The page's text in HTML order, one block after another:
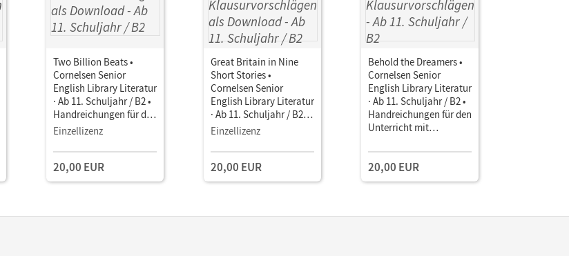
Two Billion Beats •
Cornelsen Senior
English Library Literatur
· Ab 11. Schuljahr / B2 •
Handreichungen für den
Unterricht mit
Download
Einzellizenz
20,00 EUR
Great Britain in Nine
Short Stories •
Cornelsen Senior
English Library Literatur
· Ab 11. Schuljahr / B2 •
Handreichungen für den
Klausurvorschlägen als
Download
Einzellizenz
20,00 EUR
Behold the Dreamers •
Cornelsen Senior
English Library Literatur
· Ab 11. Schuljahr / B2 •
Handreichungen für den
Unterricht mit
20,00 EUR